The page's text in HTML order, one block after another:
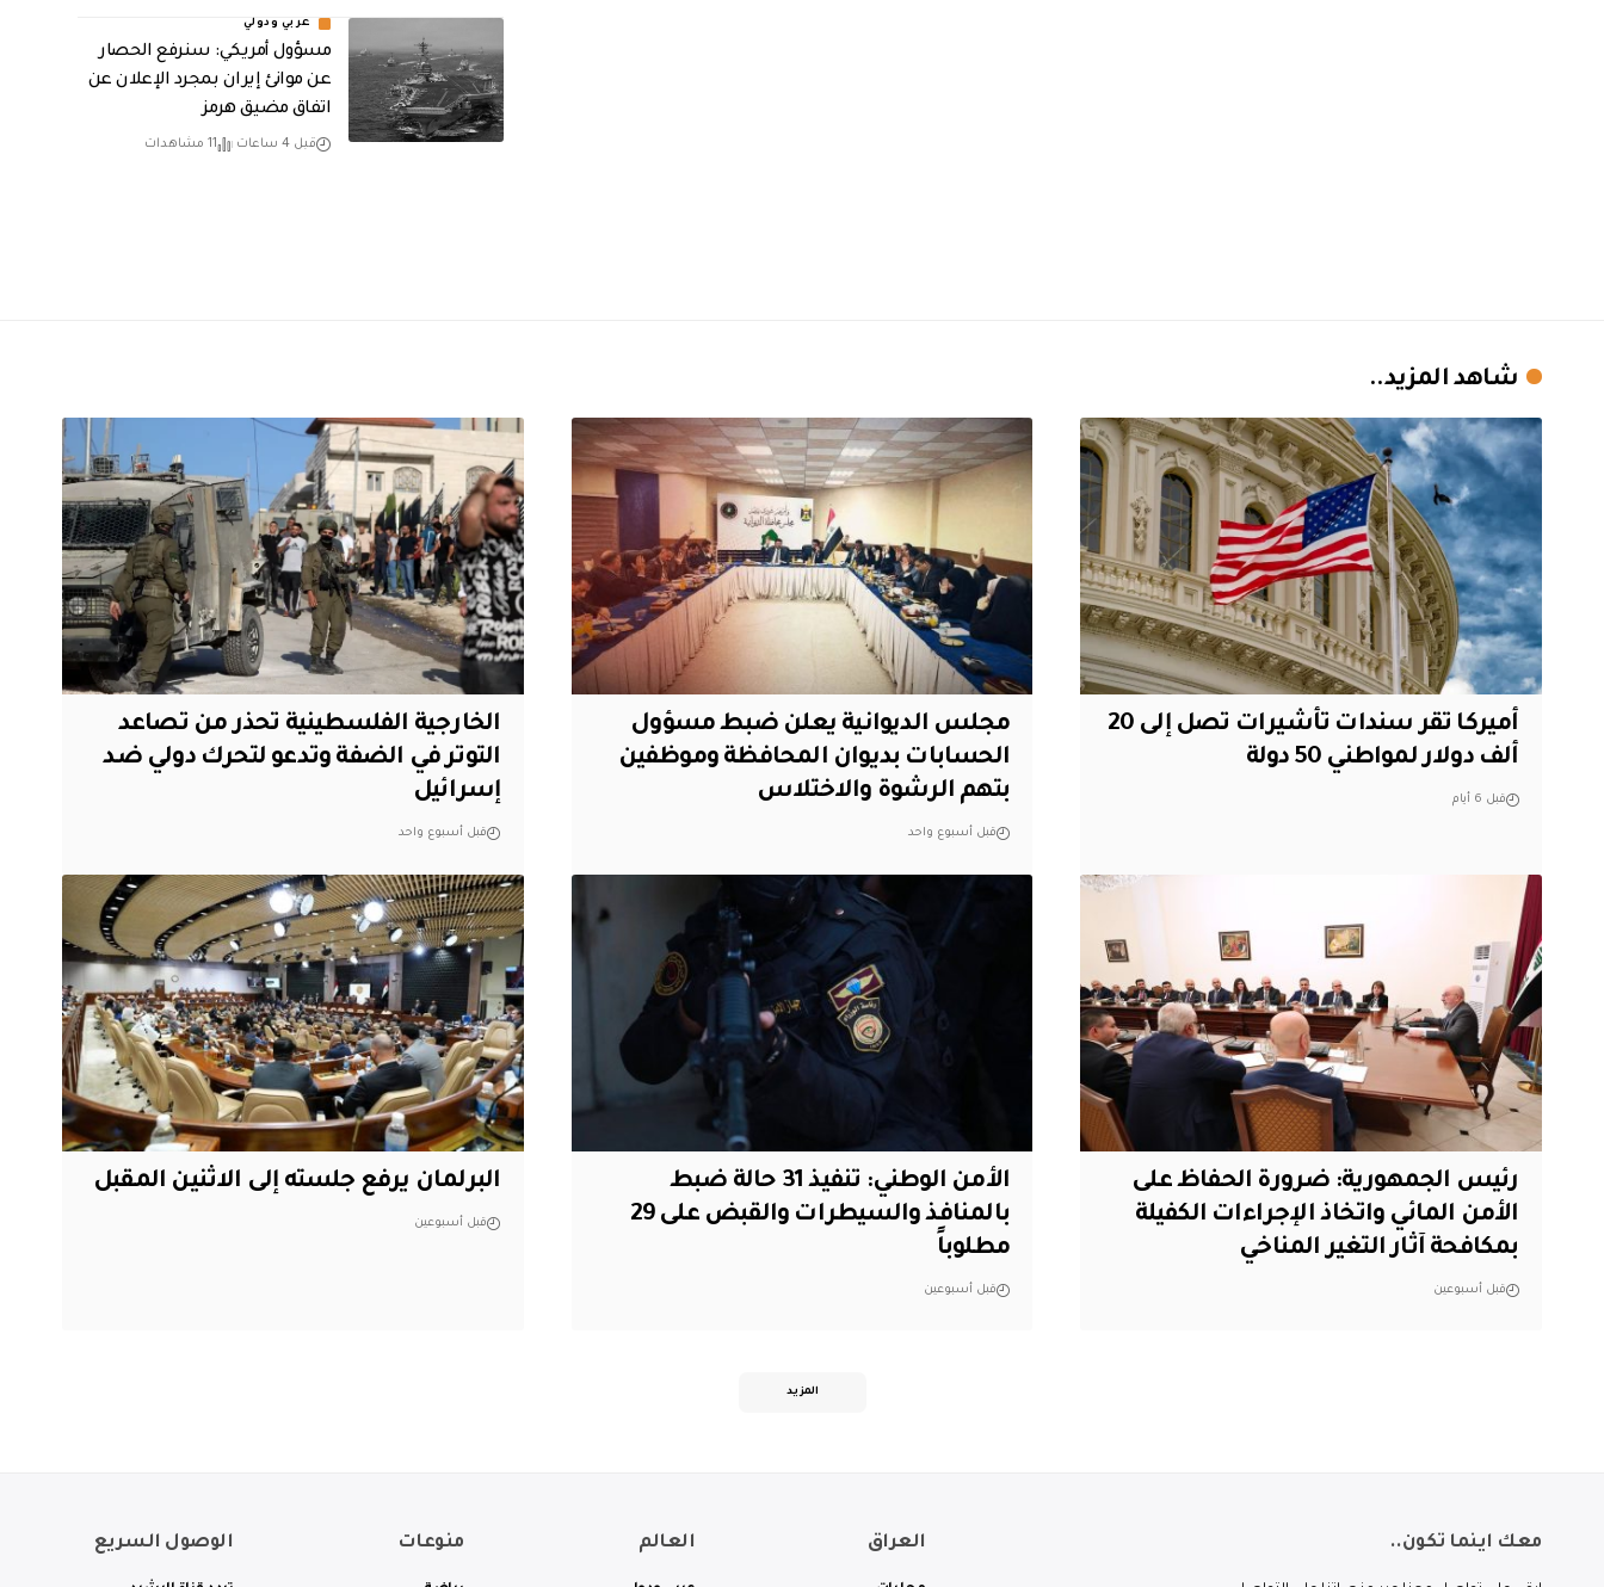
عربي ودولي
مسؤول أمريكي: سنرفع الحصار
عن موانئ إيران بمجرد الإعلان عن
اتفاق مضيق هرمز
قبل 4 ساعات 11 مشاهدات
شاهد المزيد..
أميركا تقر سندات تأشيرات تصل إلى 20
ألف دولار لمواطني 50 دولة
قبل 6 أيام
مجلس الديوانية يعلن ضبط مسؤول
الحسابات بديوان المحافظة وموظفين
بتهم الرشوة والاختلاس
قبل أسبوع واحد
الخارجية الفلسطينية تحذر من تصاعد
التوتر في الضفة وتدعو لتحرك دولي ضد
إسرائيل
قبل أسبوع واحد
رئيس الجمهورية: ضرورة الحفاظ على
الأمن المائي واتخاذ الإجراءات الكفيلة
بمكافحة آثار التغير المناخي
قبل أسبوعين
الأمن الوطني: تنفيذ 31 حالة ضبط
بالمنافذ والسيطرات والقبض على 29
مطلوباً
قبل أسبوعين
البرلمان يرفع جلسته إلى الاثنين المقبل
قبل أسبوعين
المزيد
معك اينما تكون.. العراق العالم منوعات الوصول السريع